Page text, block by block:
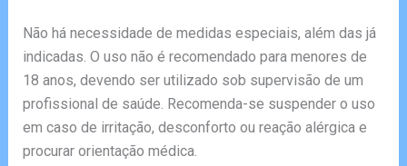
Não há necessidade de medidas especiais, além das já
indicadas. O uso não é recomendado para menores de
18 anos, devendo ser utilizado sob supervisão de um
profissional de saúde. Recomenda-se suspender o uso
em caso de irritação, desconforto ou reação alérgica e
procurar orientação médica.